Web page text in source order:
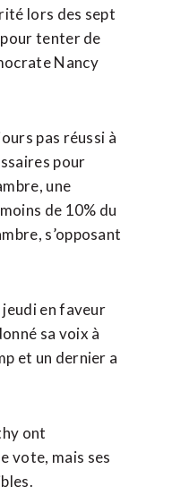
lors des sept
tenter de
Nancy
pas réussi à
pour
une
de 10% du
s’opposant
en faveur
sa voix à
et un dernier a
ont
vote, mais ses